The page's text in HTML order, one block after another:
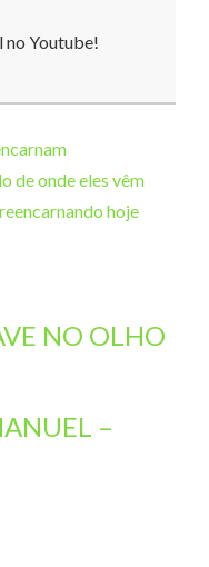
no Youtube!
de onde eles vêm
hoje
NO OLHO
–